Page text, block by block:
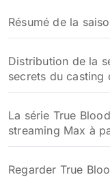
Résumé de la
Distribution de la
secrets du casting
La série True
streaming Max à
Regarder True